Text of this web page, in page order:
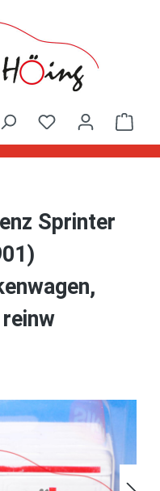
Sprinter